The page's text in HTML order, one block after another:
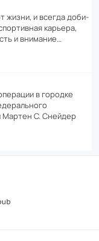
жизни, и всегда доби­
карьера,
и внимание…
в городке
Мартен С. Снейдер